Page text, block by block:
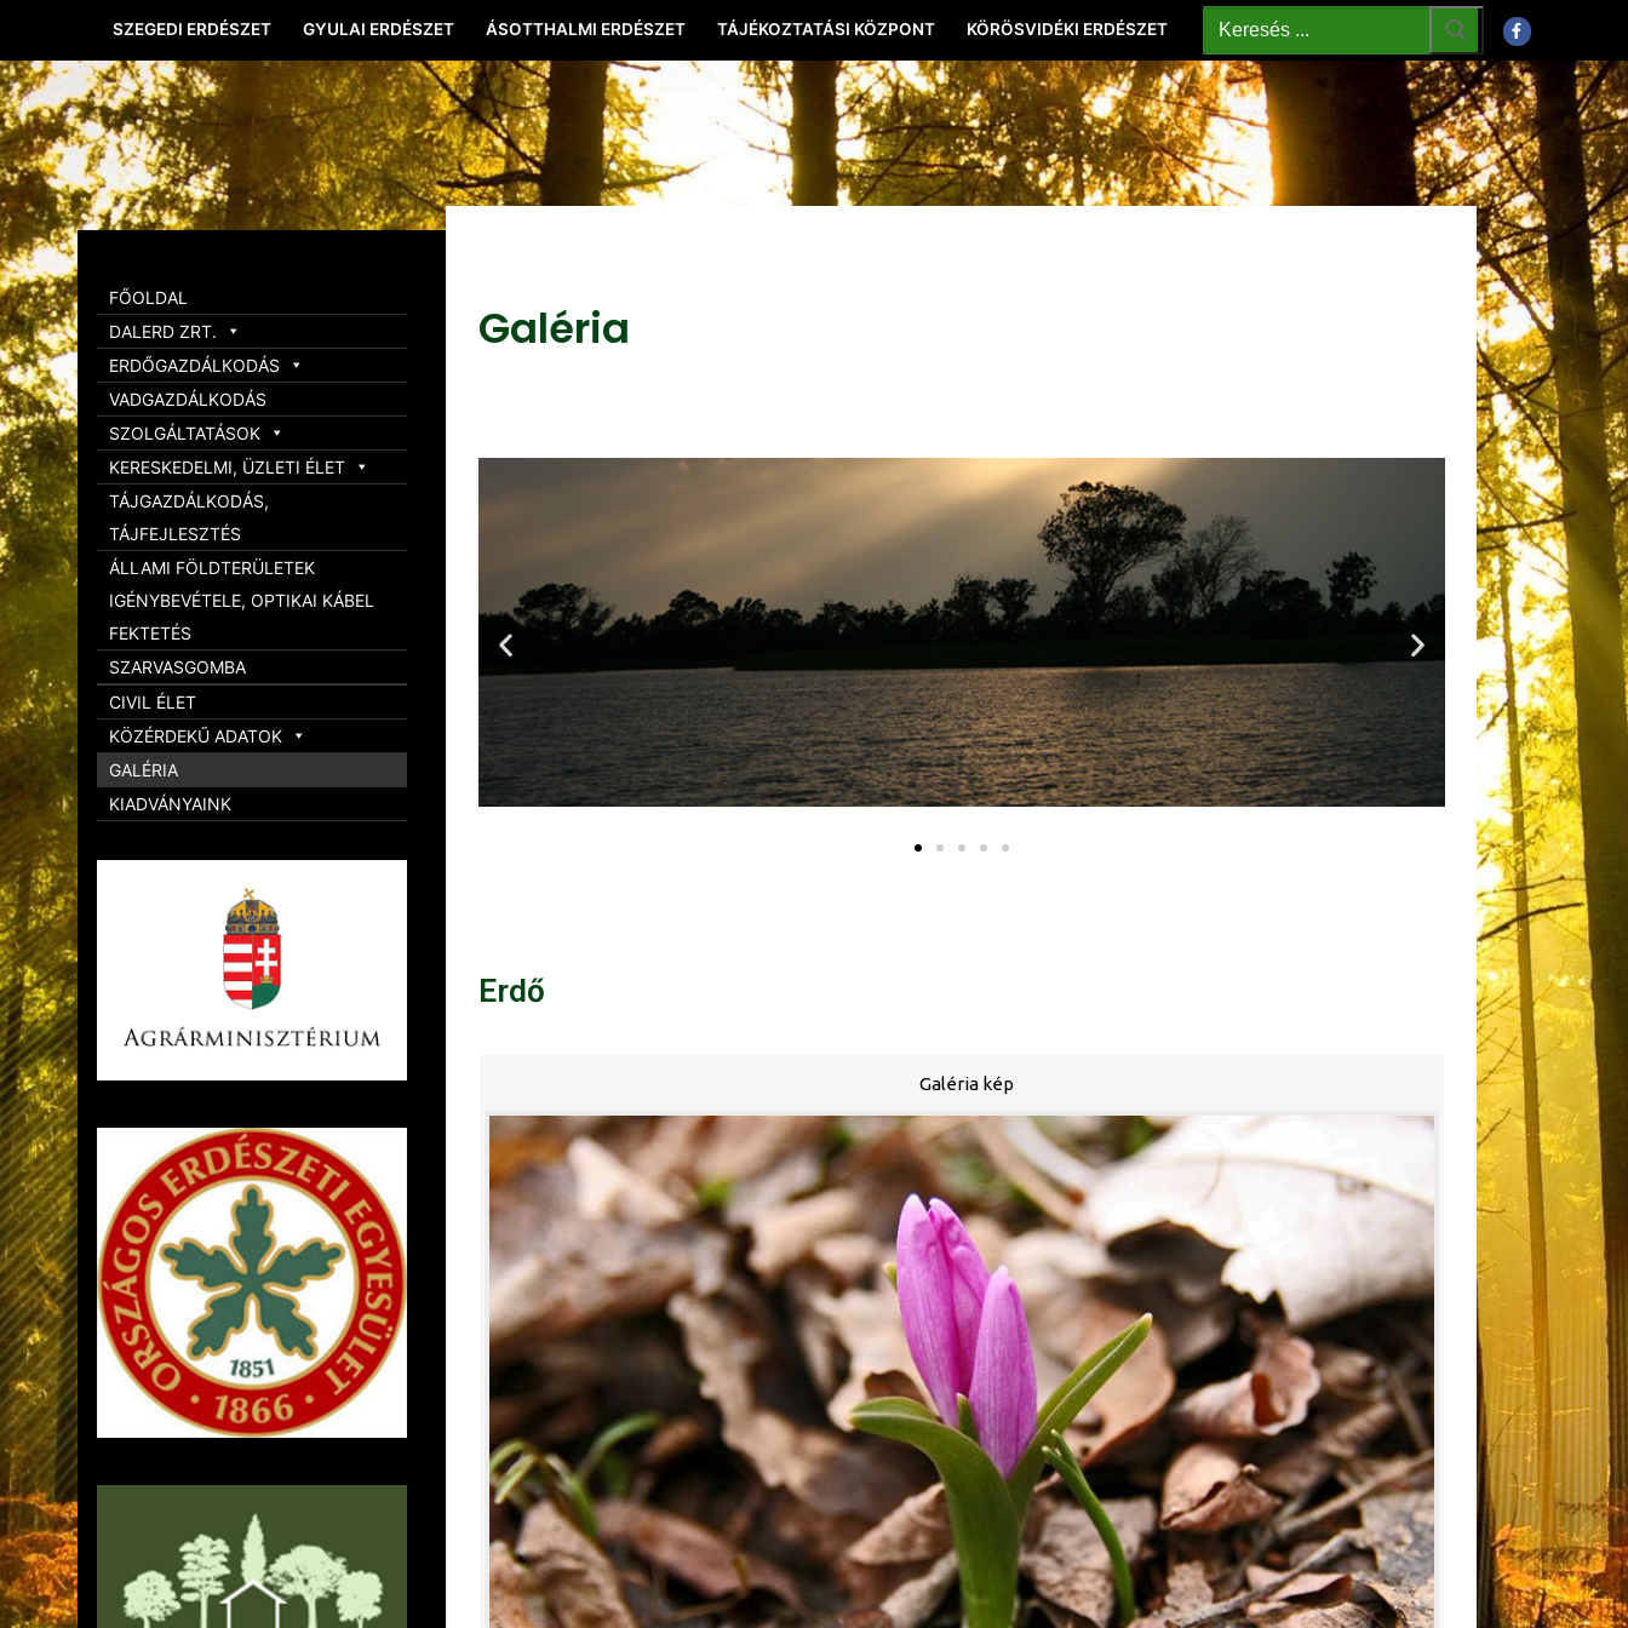
SZEGEDI ERDÉSZET GYULAI ERDÉSZET ÁSOTTHALMI ERDÉSZET TÁJÉKOZTATÁSI KÖZPONT KÖRÖSVIDÉKI ERDÉSZET
Galéria
Erdő
Galéria kép
FŐOLDAL
DALERD ZRT.
ERDŐGAZDÁLKODÁS
VADGAZDÁLKODÁS
SZOLGÁLTATÁSOK
KERESKEDELMI, ÜZLETI ÉLET
TÁJGAZDÁLKODÁS,
TÁJFEJLESZTÉS
ÁLLAMI FÖLDTERÜLETEK
IGÉNYBEVÉTELE, OPTIKAI KÁBEL
FEKTETÉS
SZARVASGOMBA
CIVIL ÉLET
KÖZÉRDEKŰ ADATOK
GALÉRIA
KIADVÁNYAINK